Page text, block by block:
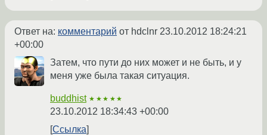
Ответ на: комментарий от hdclnr 23.10.2012 18:24:21
+00:00
Затем, что пути до них может и не быть, и у
меня уже была такая ситуация.
buddhist ★★★★★
23.10.2012 18:34:43 +00:00
Ссылка